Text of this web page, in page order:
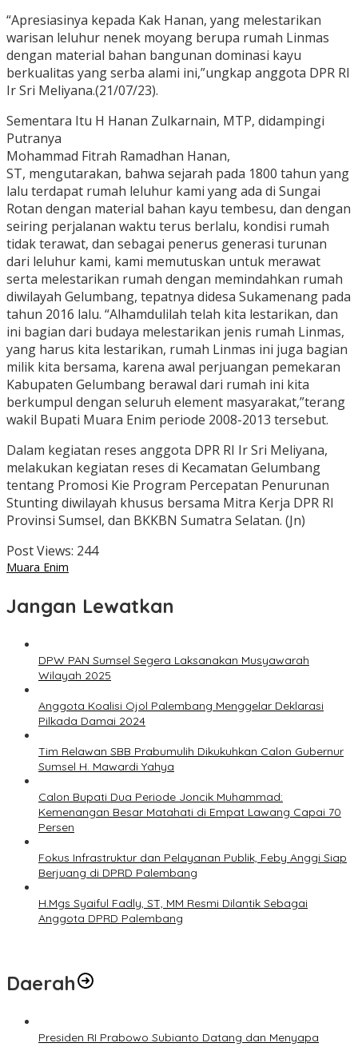
“Apresiasinya kepada Kak Hanan, yang melestarikan
warisan leluhur nenek moyang berupa rumah Linmas
dengan material bahan bangunan dominasi kayu
berkualitas yang serba alami ini,”ungkap anggota DPR RI
Ir Sri Meliyana.(21/07/23).
Sementara Itu H Hanan Zulkarnain, MTP, didampingi
Putranya
Mohammad Fitrah Ramadhan Hanan,
ST, mengutarakan, bahwa sejarah pada 1800 tahun yang
lalu terdapat rumah leluhur kami yang ada di Sungai
Rotan dengan material bahan kayu tembesu, dan dengan
seiring perjalanan waktu terus berlalu, kondisi rumah
tidak terawat, dan sebagai penerus generasi turunan
dari leluhur kami, kami memutuskan untuk merawat
serta melestarikan rumah dengan memindahkan rumah
diwilayah Gelumbang, tepatnya didesa Sukamenang pada
tahun 2016 lalu. “Alhamdulilah telah kita lestarikan, dan
ini bagian dari budaya melestarikan jenis rumah Linmas,
yang harus kita lestarikan, rumah Linmas ini juga bagian
milik kita bersama, karena awal perjuangan pemekaran
Kabupaten Gelumbang berawal dari rumah ini kita
berkumpul dengan seluruh element masyarakat,”terang
wakil Bupati Muara Enim periode 2008-2013 tersebut.
Dalam kegiatan reses anggota DPR RI Ir Sri Meliyana,
melakukan kegiatan reses di Kecamatan Gelumbang
tentang Promosi Kie Program Percepatan Penurunan
Stunting diwilayah khusus bersama Mitra Kerja DPR RI
Provinsi Sumsel, dan BKKBN Sumatra Selatan. (Jn)
Post Views: 244
Muara Enim
Jangan Lewatkan
DPW PAN Sumsel Segera Laksanakan Musyawarah
Wilayah 2025
Anggota Koalisi Ojol Palembang Menggelar Deklarasi
Pilkada Damai 2024
Tim Relawan SBB Prabumulih Dikukuhkan Calon Gubernur
Sumsel H. Mawardi Yahya
Calon Bupati Dua Periode Joncik Muhammad:
Kemenangan Besar Matahati di Empat Lawang Capai 70
Persen
Fokus Infrastruktur dan Pelayanan Publik, Feby Anggi Siap
Berjuang di DPRD Palembang
H.Mgs Syaiful Fadly, ST, MM Resmi Dilantik Sebagai
Anggota DPRD Palembang
Daerah
Presiden RI Prabowo Subianto Datang dan Menyapa